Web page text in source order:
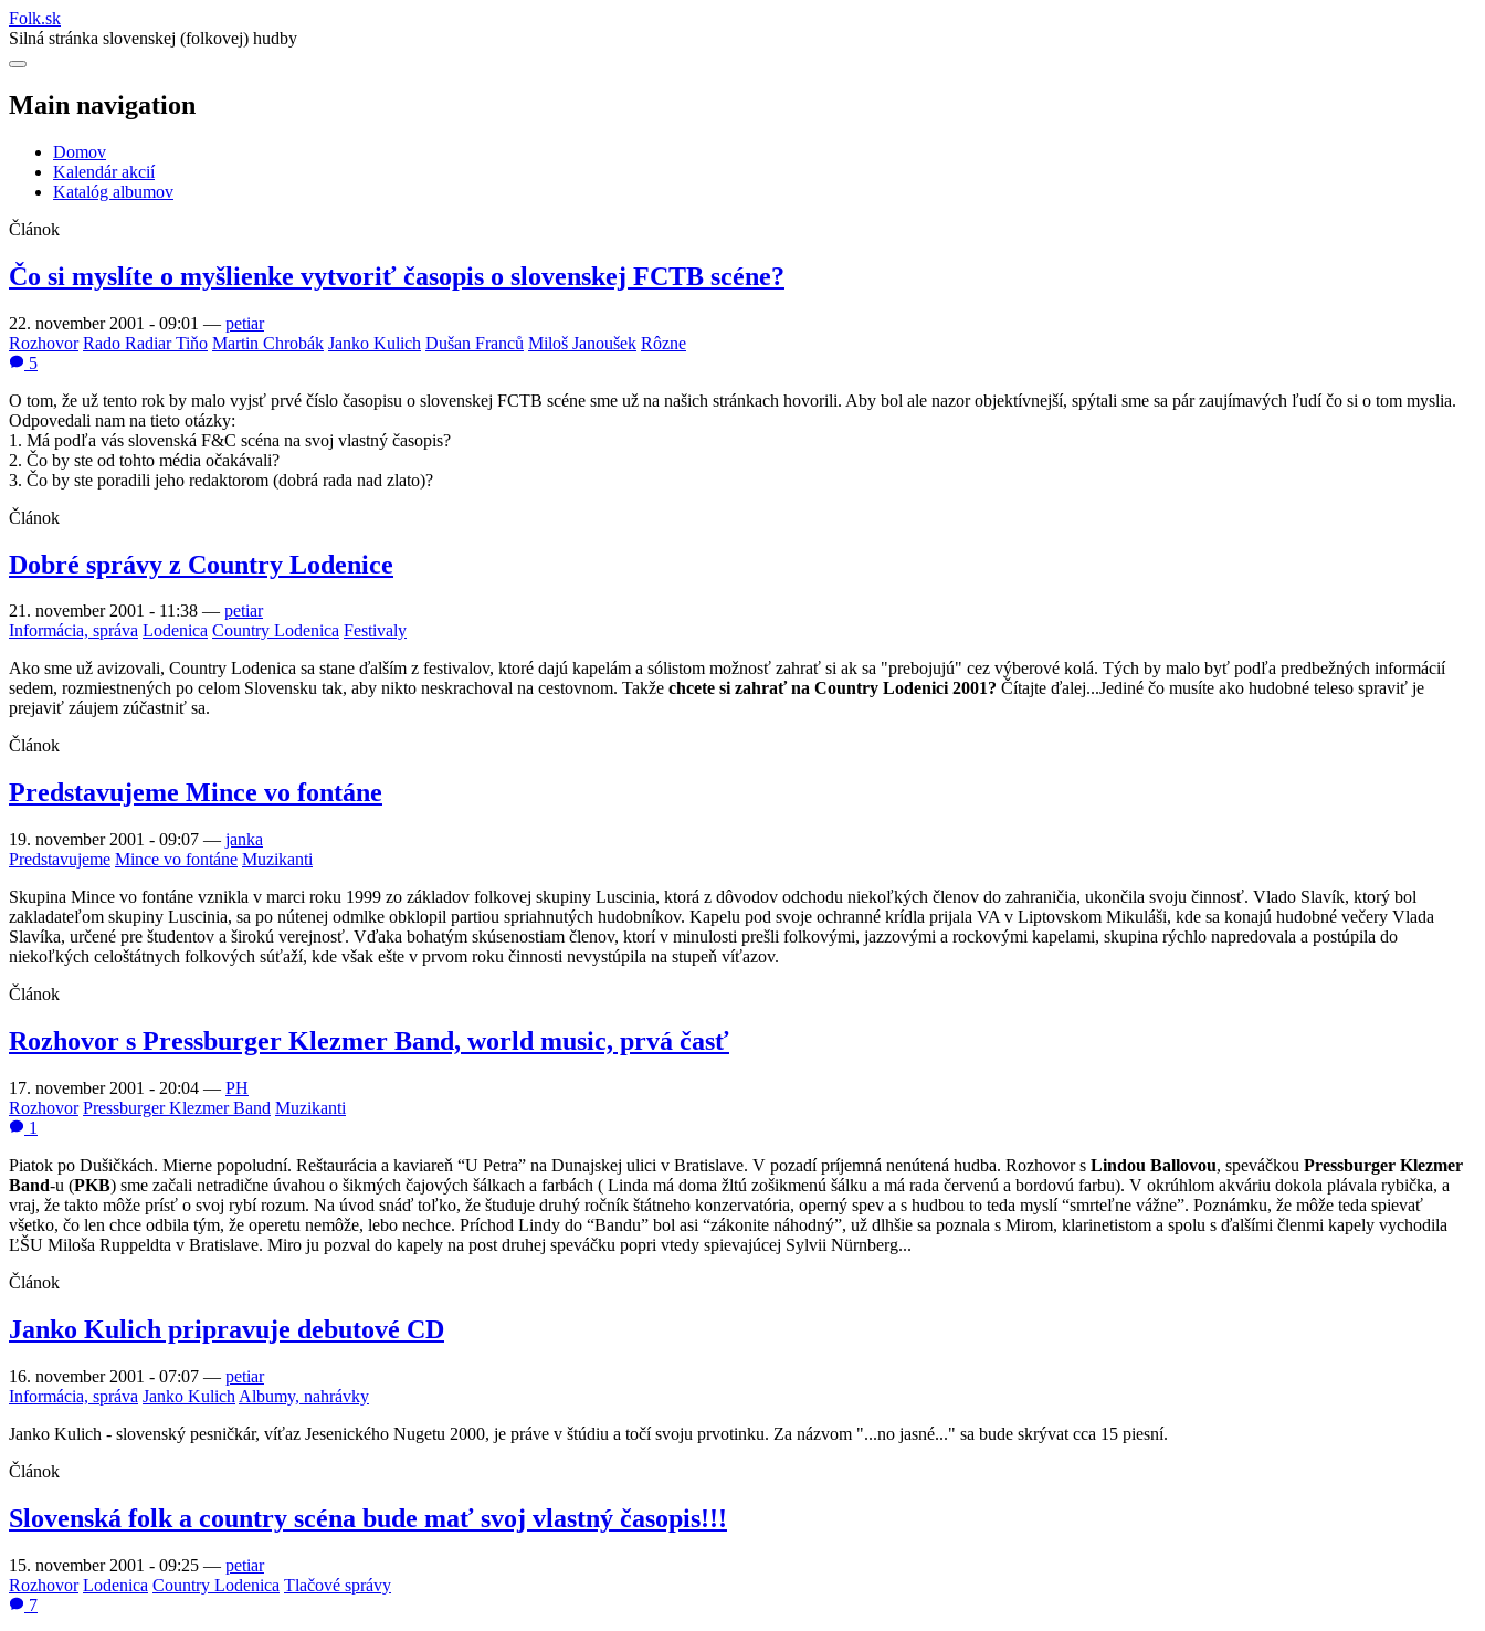
Folk.sk
Silná stránka slovenskej (folkovej) hudby
Main navigation
Domov
Kalendár akcií
Katalóg albumov
Článok
Čo si myslíte o myšlienke vytvoriť časopis o slovenskej FCTB scéne?
22. november 2001 - 09:01 — petiar
Rozhovor Rado Radiar Tiňo Martin Chrobák Janko Kulich Dušan Franců Miloš Janoušek Rôzne
5
O tom, že už tento rok by malo vyjsť prvé číslo časopisu o slovenskej FCTB scéne sme už na našich stránkach hovorili. Aby bol ale nazor objektívnejší, spýtali sme sa pár zaujímavých ľudí čo si o tom myslia.
Odpovedali nam na tieto otázky:
1. Má podľa vás slovenská F&C scéna na svoj vlastný časopis?
2. Čo by ste od tohto média očakávali?
3. Čo by ste poradili jeho redaktorom (dobrá rada nad zlato)?
Článok
Dobré správy z Country Lodenice
21. november 2001 - 11:38 — petiar
Informácia, správa Lodenica Country Lodenica Festivaly
Ako sme už avizovali, Country Lodenica sa stane ďalším z festivalov, ktoré dajú kapelám a sólistom možnosť zahrať si ak sa "prebojujú" cez výberové kolá. Tých by malo byť podľa predbežných informácií
sedem, rozmiestnených po celom Slovensku tak, aby nikto neskrachoval na cestovnom. Takže chcete si zahrať na Country Lodenici 2001? Čítajte ďalej...Jediné čo musíte ako hudobné teleso spraviť je
prejaviť záujem zúčastniť sa.
Článok
Predstavujeme Mince vo fontáne
19. november 2001 - 09:07 — janka
Predstavujeme Mince vo fontáne Muzikanti
Skupina Mince vo fontáne vznikla v marci roku 1999 zo základov folkovej skupiny Luscinia, ktorá z dôvodov odchodu niekoľkých členov do zahraničia, ukončila svoju činnosť. Vlado Slavík, ktorý bol
zakladateľom skupiny Luscinia, sa po nútenej odmlke obklopil partiou spriahnutých hudobníkov. Kapelu pod svoje ochranné krídla prijala VA v Liptovskom Mikuláši, kde sa konajú hudobné večery Vlada
Slavíka, určené pre študentov a širokú verejnosť. Vďaka bohatým skúsenostiam členov, ktorí v minulosti prešli folkovými, jazzovými a rockovými kapelami, skupina rýchlo napredovala a postúpila do
niekoľkých celoštátnych folkových súťaží, kde však ešte v prvom roku činnosti nevystúpila na stupeň víťazov.
Článok
Rozhovor s Pressburger Klezmer Band, world music, prvá časť
17. november 2001 - 20:04 — PH
Rozhovor Pressburger Klezmer Band Muzikanti
1
Piatok po Dušičkách. Mierne popoludní. Reštaurácia a kaviareň “U Petra” na Dunajskej ulici v Bratislave. V pozadí príjemná nenútená hudba. Rozhovor s Lindou Ballovou, speváčkou Pressburger Klezmer
Band-u (PKB) sme začali netradične úvahou o šikmých čajových šálkach a farbách ( Linda má doma žltú zošikmenú šálku a má rada červenú a bordovú farbu). V okrúhlom akváriu dokola plávala rybička, a
vraj, že takto môže prísť o svoj rybí rozum. Na úvod snáď toľko, že študuje druhý ročník štátneho konzervatória, operný spev a s hudbou to teda myslí “smrteľne vážne”. Poznámku, že môže teda spievať
všetko, čo len chce odbila tým, že operetu nemôže, lebo nechce. Príchod Lindy do “Bandu” bol asi “zákonite náhodný”, už dlhšie sa poznala s Mirom, klarinetistom a spolu s ďalšími členmi kapely vychodila
ĽŠU Miloša Ruppeldta v Bratislave. Miro ju pozval do kapely na post druhej speváčku popri vtedy spievajúcej Sylvii Nürnberg...
Článok
Janko Kulich pripravuje debutové CD
16. november 2001 - 07:07 — petiar
Informácia, správa Janko Kulich Albumy, nahrávky
Janko Kulich - slovenský pesničkár, víťaz Jesenického Nugetu 2000, je práve v štúdiu a točí svoju prvotinku. Za názvom "...no jasné..." sa bude skrývat cca 15 piesní.
Článok
Slovenská folk a country scéna bude mať svoj vlastný časopis!!!
15. november 2001 - 09:25 — petiar
Rozhovor Lodenica Country Lodenica Tlačové správy
7